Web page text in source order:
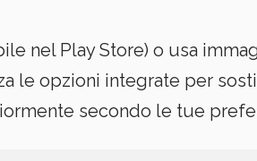
nel Play Store) o usa
le opzioni integrate per
secondo le tue